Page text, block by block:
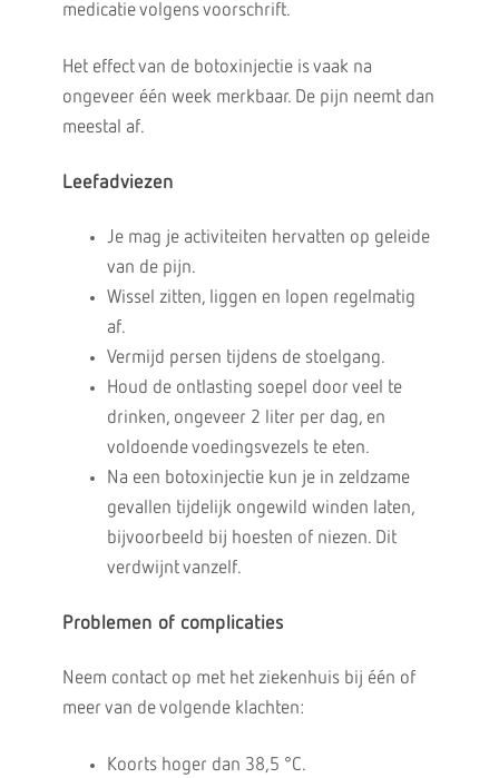
medicatie volgens voorschrift.
Het effect van de botoxinjectie is vaak na
ongeveer één week merkbaar. De pijn neemt dan
meestal af.
Leefadviezen
Je mag je activiteiten hervatten op geleide
van de pijn.
Wissel zitten, liggen en lopen regelmatig
af.
Vermijd persen tijdens de stoelgang.
Houd de ontlasting soepel door veel te
drinken, ongeveer 2 liter per dag, en
voldoende voedingsvezels te eten.
Na een botoxinjectie kun je in zeldzame
gevallen tijdelijk ongewild winden laten,
bijvoorbeeld bij hoesten of niezen. Dit
verdwijnt vanzelf.
Problemen of complicaties
Neem contact op met het ziekenhuis bij één of
meer van de volgende klachten:
Koorts hoger dan 38,5 °C.